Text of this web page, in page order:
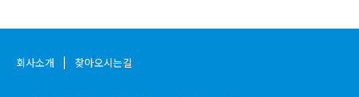
회사소개 찾아오시는길